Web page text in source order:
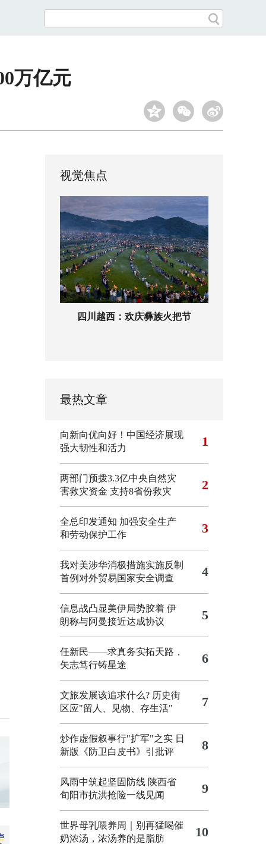
万亿元
视觉焦点
四川越西：欢庆彝族火把节
最热文章
向新向优向好！中国经济展现
强大韧性和活力
1
两部门预拨3.3亿中央自然灾
害救灾资金 支持8省份救灾
2
全总印发通知 加强安全生产
和劳动保护工作
3
我对美涉华消极措施实施反制
首例对外贸易国家安全调查
4
信息战凸显美伊局势胶着 伊
朗称与阿曼接近达成协议
5
任新民——求真务实拓天路，
矢志笃行铸星途
6
文旅发展该追求什么? 历史街
区应"留人、见物、存生活"
7
炒作虚假叙事行"扩军"之实 日
新版《防卫白皮书》引批评
8
风雨中筑起坚固防线 陕西省
旬阳市抗洪抢险一线见闻
9
世界母乳喂养周｜别再猛喝催
奶浓汤，浓汤养的是脂肪
10